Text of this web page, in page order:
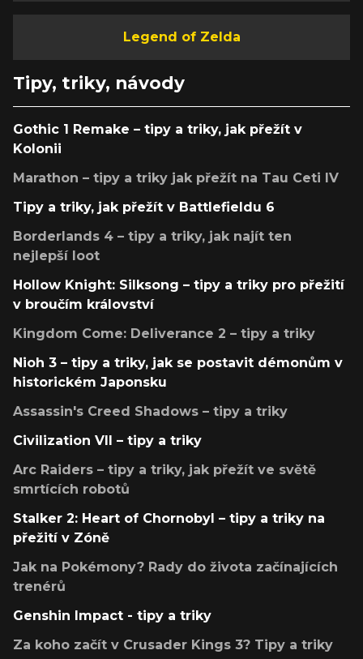
Legend of Zelda
Tipy, triky, návody
Gothic 1 Remake – tipy a triky, jak přežít v
Kolonii
Marathon – tipy a triky jak přežít na Tau Ceti IV
Tipy a triky, jak přežít v Battlefieldu 6
Borderlands 4 – tipy a triky, jak najít ten
nejlepší loot
Hollow Knight: Silksong – tipy a triky pro přežití
v broučím království
Kingdom Come: Deliverance 2 – tipy a triky
Nioh 3 – tipy a triky, jak se postavit démonům v
historickém Japonsku
Assassin's Creed Shadows – tipy a triky
Civilization VII – tipy a triky
Arc Raiders – tipy a triky, jak přežít ve světě
smrtících robotů
Stalker 2: Heart of Chornobyl – tipy a triky na
přežití v Zóně
Jak na Pokémony? Rady do života začínajících
trenérů
Genshin Impact - tipy a triky
Za koho začít v Crusader Kings 3? Tipy a triky